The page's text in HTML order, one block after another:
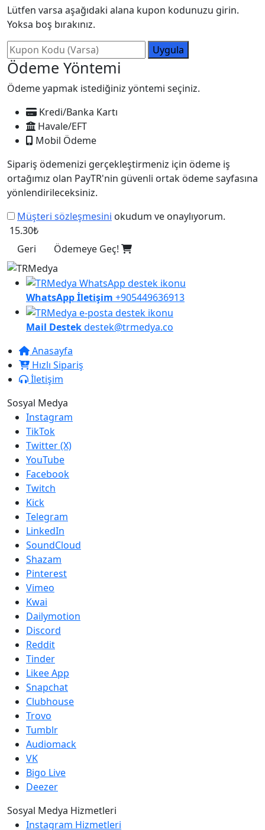
Lütfen varsa aşağıdaki alana kupon kodunuzu girin.
Yoksa boş bırakınız.
Uygula
Ödeme Yöntemi
Ödeme yapmak istediğiniz yöntemi seçiniz.
Kredi/Banka Kartı
Havale/EFT
Mobil Ödeme
Sipariş ödemenizi gerçekleştirmeniz için ödeme iş
ortağımız olan PayTR'nin güvenli ortak ödeme sayfasına
yönlendirileceksiniz.
Müşteri sözleşmesini okudum ve onaylıyorum.
15.30₺
Geri
Ödemeye Geç!
WhatsApp İletişim +905449636913
Mail Destekdestek@trmedya.co
Anasayfa
Hızlı Sipariş
İletişim
Sosyal Medya
Instagram
TikTok
Twitter (X)
YouTube
Facebook
Twitch
Kick
Telegram
LinkedIn
SoundCloud
Shazam
Pinterest
Vimeo
Kwai
Dailymotion
Discord
Reddit
Tinder
Likee App
Snapchat
Clubhouse
Trovo
Tumblr
Audiomack
VK
Bigo Live
Deezer
Sosyal Medya Hizmetleri
Instagram Hizmetleri